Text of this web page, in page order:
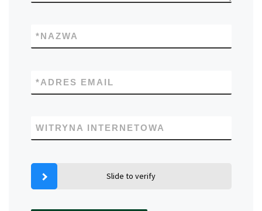
NAZWA
*
ADRES EMAIL
*
WITRYNA INTERNETOWA
Slide to verify